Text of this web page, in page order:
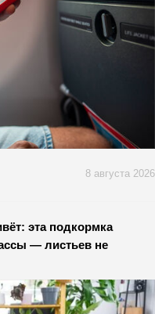
8 августа 2026
эта подкормка
— листьев не